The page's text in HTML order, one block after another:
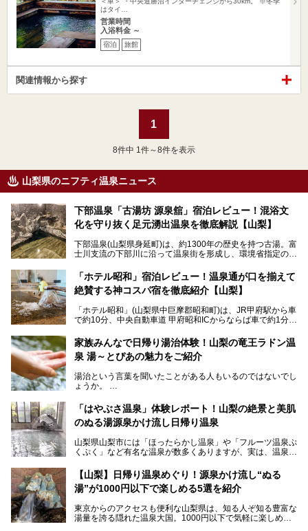
はタイ…
営業時間
入浴料金 ～
宿泊 旅館
関連情報から探す
1
8件中 1件～8件を表示
山梨県のニフティ温泉ニュース
下部温泉「古湯坊 源泉舘」宿泊レビュー！混浴文
化を守り抜く足元湧出温泉を徹底解説【山梨】
下部温泉(山梨県身延町)は、約1300年の歴史を持つ古湯。富
士川支流の下部川に沿って温泉街を形成し、環境省指定の国
中でも「古湯坊 源泉舘」は、戦国時代に武田信玄公も療養
したと伝えられる名湯の宿。最大の特徴は、令和の現代にお
いても混浴文化が守られ、老若男女の分け隔て一切無く温泉
向にありますが、「古湯坊 源泉舘」では本来あるべき混浴
の姿が保たれている点に注目すべきでしょう。
今回は足元湧出の混浴温泉である「かくし湯大岩風呂」をは
じめ、湯治棟である「別館神泉」を中心に「古湯坊 源泉
舘」の全貌を徹底紹介します。
「ホテル昭和」宿泊レビュー！温泉通が口を揃えて
絶賛する神コスパ宿を徹底紹介【山梨】
「ホテル昭和」(山梨県中巨摩郡昭和町)は、JR甲府駅から車
で約10分、中央自動車道 甲府昭和ICからならば車で約1分の
から、一人泊でも6,000円台から宿泊可能です。
しかし、最大の魅力は“温泉そのもの”でしょう。自家源泉を
統の単純温泉は、入浴すると実にサッパリ爽快。日帰り入浴
不可なこともあり、全国の温泉ファンがこの温泉を求めて
では循環濾過の沸かし湯が一般的ですが、ここは本物の極上
温泉。まさに価格破壊と言えるクオリティです。
室や無料朝食などをご紹介。温泉通が口を揃えて絶賛する神
コスパ宿の全貌を徹底解説します！
家族みんなで日帰り湯治体験！山梨の竜王ラドン温
泉 湯～とぴあの魅力をご紹介
湯治という言葉を聞いたことがある人もいるのではないでし
ょうか。
なかなか体験できない、湯治体験が日帰りでできる温浴施設
が山梨にあります。
ぴあ」の魅力をご紹介します。
提供元：株式会社湯ーとぴあ【PR】
この記事は株式会社湯ーとぴあのPRレポート記事です。
「はやぶさ温泉」体験レポート！山梨の絶景と美肌
のぬる湯源泉かけ流し日帰り温泉
山梨県山梨市には「ほったらかし温泉」や「フルーツ温泉ぷ
くぷく」など有名な温泉が数多くありますが、実は、温泉マ
です。今回紹介する「はやぶさ温泉」も、そのひとつ。温泉
はもちろん、絶景や地元食材を活かしたグルメも堪能できま
す。
します。
【山梨】日帰り温泉めぐり！源泉かけ流し“ぬる
湯”が1000円以下で楽しめる5選を紹介
東京からのアクセスも便利な山梨県は、知る人ぞ知る豊富な
湯量を誇る隠れた温泉大国。1000円以下で気軽に楽しめ